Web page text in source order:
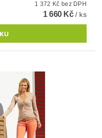
1 372 Kč bez DPH
1 660 Kč/ ks